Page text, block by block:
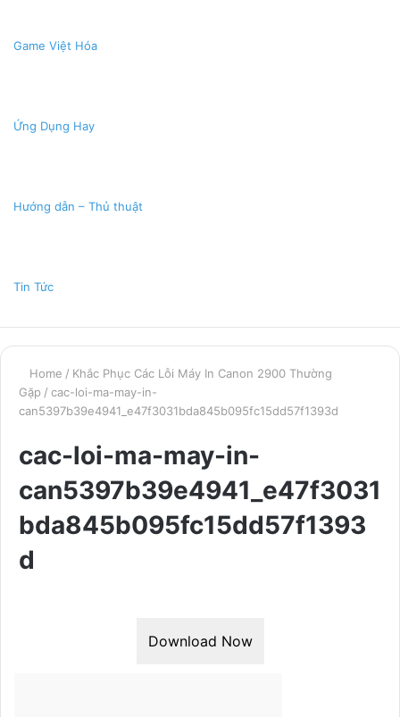
Game Việt Hóa
Ứng Dụng Hay
Hướng dẫn – Thủ thuật
Tin Tức
Home / Khắc Phục Các Lỗi Máy In Canon 2900 Thường
Gặp / cac-loi-ma-may-in-
can5397b39e4941_e47f3031bda845b095fc15dd57f1393d
cac-loi-ma-may-in-
can5397b39e4941_e47f3031
bda845b095fc15dd57f1393
d
Download Now